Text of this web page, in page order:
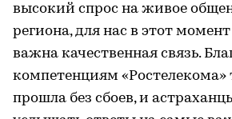
высокий спрос на живое
региона, для нас в этот
важна качественная связь.
компетенциям «Ростелекома»
прошла без сбоев, и